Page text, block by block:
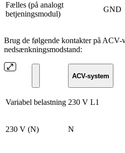
Fælles (på analogt
betjeningsmodul)
GND
Brug de følgende kontakter på ACV-
nedsænkningsmodstand:
ACV-system
Variabel belastning 230 V L1
230 V (N) N